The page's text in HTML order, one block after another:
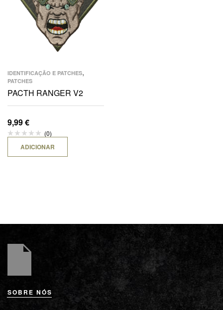
IDENTIFICAÇÃO E PATCHES,
PATCHES
PACTH RANGER V2
9,99€
(0)
ADICIONAR
SOBRE NÓS